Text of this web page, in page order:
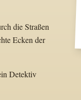
die Straßen
Ecken der
Detektiv